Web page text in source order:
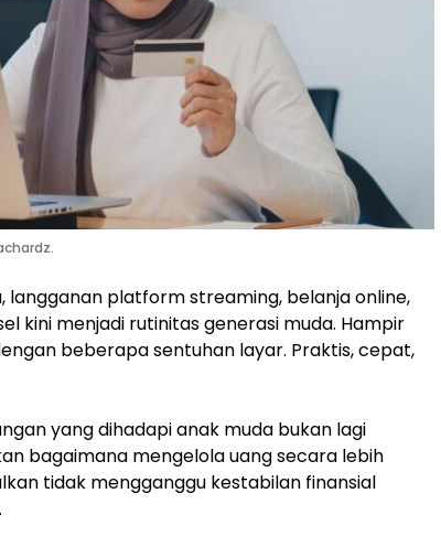
langganan platform streaming, belanja online,
kini menjadi rutinitas generasi muda. Hampir
beberapa sentuhan layar. Praktis, cepat,
yang dihadapi anak muda bukan lagi
bagaimana mengelola uang secara lebih
tidak mengganggu kestabilan finansial